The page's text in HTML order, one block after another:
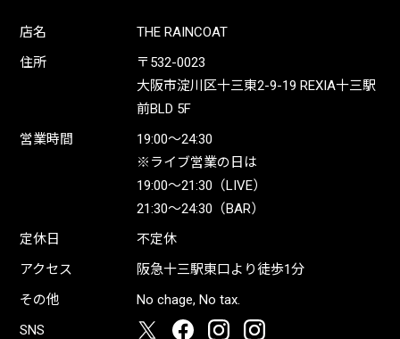
店名
THE RAINCOAT
住所
〒532-0023
大阪市淀川区十三東2-9-19 REXIA十三駅
前BLD 5F
営業時間
19:00〜24:30
※ライブ営業の日は
19:00〜21:30（LIVE）
21:30〜24:30（BAR）
定休日
不定休
アクセス
阪急十三駅東口より徒歩1分
その他
No chage, No tax.
SNS